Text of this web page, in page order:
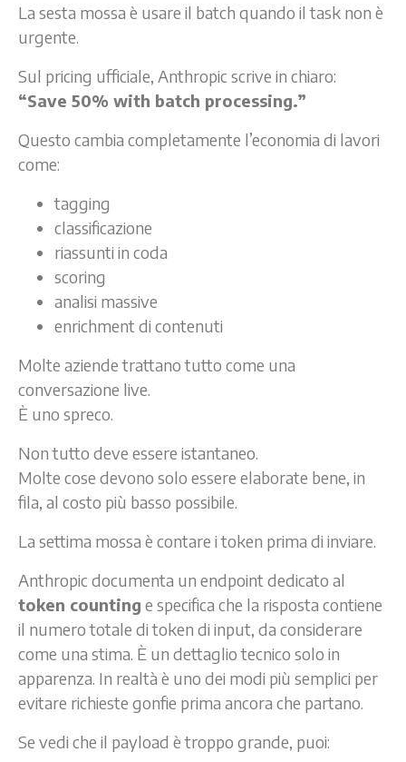
La sesta mossa è usare il batch quando il task non è
urgente.
Sul pricing ufficiale, Anthropic scrive in chiaro:
“Save 50% with batch processing.”
Questo cambia completamente l’economia di lavori
come:
tagging
classificazione
riassunti in coda
scoring
analisi massive
enrichment di contenuti
Molte aziende trattano tutto come una
conversazione live.
È uno spreco.
Non tutto deve essere istantaneo.
Molte cose devono solo essere elaborate bene, in
fila, al costo più basso possibile.
La settima mossa è contare i token prima di inviare.
Anthropic documenta un endpoint dedicato al
token counting e specifica che la risposta contiene
il numero totale di token di input, da considerare
come una stima. È un dettaglio tecnico solo in
apparenza. In realtà è uno dei modi più semplici per
evitare richieste gonfie prima ancora che partano.
Se vedi che il payload è troppo grande, puoi: